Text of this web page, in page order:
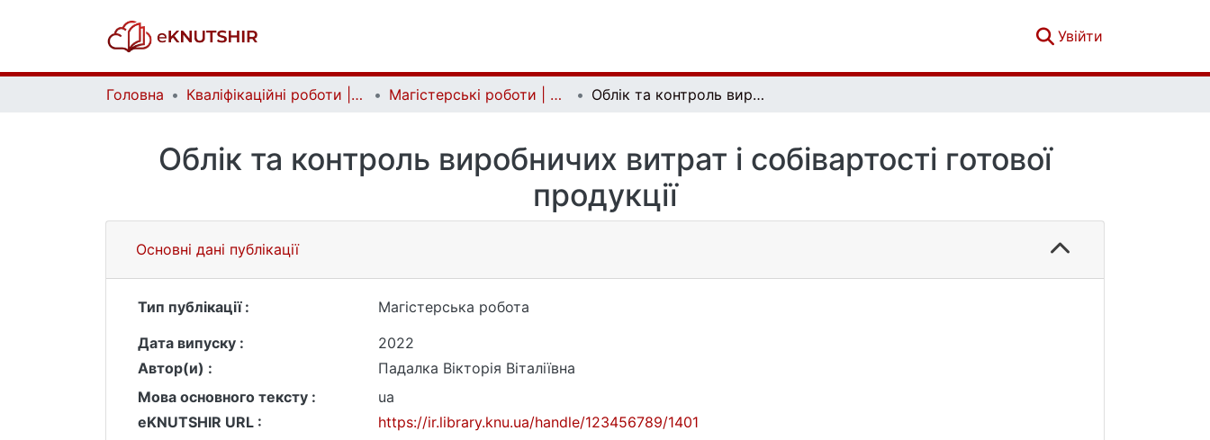
Увійти
Головна Кваліфікаційні роботи | Qualifying works Магістерські роботи | Master's theses Облік та контроль виробничих витрат і собівартості готової продукції
Облік та контроль виробничих витрат і собівартості готової
продукції
Основні дані публікації
Тип публікації :
Магістерська робота
Дата випуску :
2022
Автор(и) :
Падалка Вікторія Віталіївна
Мова основного тексту :
ua
eKNUTSHIR URL :
https://ir.library.knu.ua/handle/123456789/1401